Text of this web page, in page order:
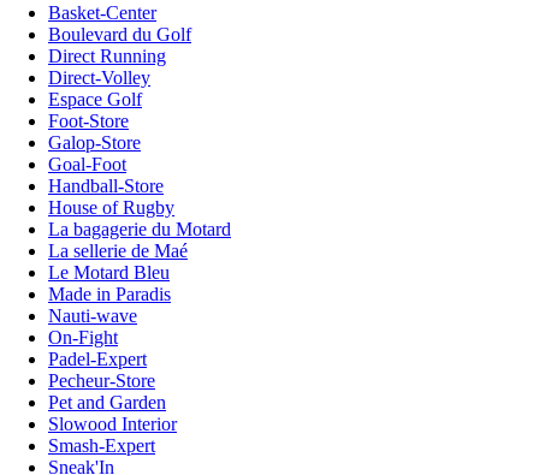
Basket-Center
Boulevard du Golf
Direct Running
Direct-Volley
Espace Golf
Foot-Store
Galop-Store
Goal-Foot
Handball-Store
House of Rugby
La bagagerie du Motard
La sellerie de Maé
Le Motard Bleu
Made in Paradis
Nauti-wave
On-Fight
Padel-Expert
Pecheur-Store
Pet and Garden
Slowood Interior
Smash-Expert
Sneak'In